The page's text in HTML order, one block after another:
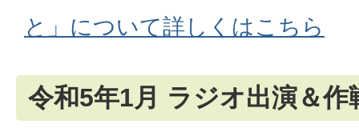
と」について詳しくはこちら
令和5年1月 ラジオ出演＆作